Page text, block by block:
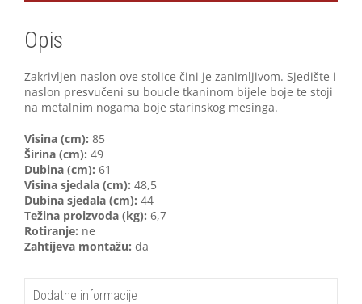
Opis
Zakrivljen naslon ove stolice čini je zanimljivom. Sjedište i
naslon presvučeni su boucle tkaninom bijele boje te stoji
na metalnim nogama boje starinskog mesinga.
Visina (cm): 85
Širina (cm): 49
Dubina (cm): 61
Visina sjedala (cm): 48,5
Dubina sjedala (cm): 44
Težina proizvoda (kg): 6,7
Rotiranje: ne
Zahtijeva montažu: da
Dodatne informacije